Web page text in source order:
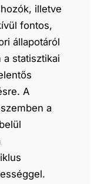
illetve
fontos,
állapotáról
a statisztikai
A
a